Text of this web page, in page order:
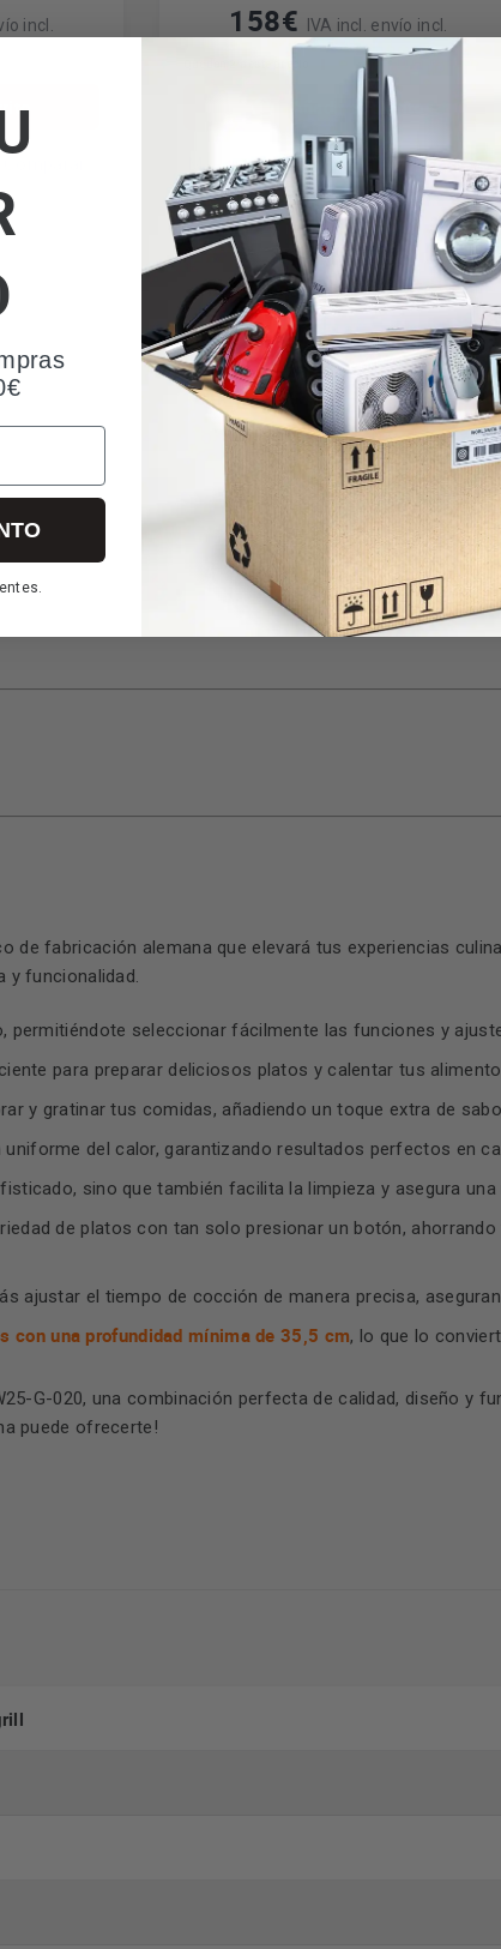
incl. 158€ IVA incl. envío incl.
Añadir al carrito
Más información Comparar
Preguntas y respuestas
fabricación alemana que elevará tus experiencias
y funcionalidad.
permitiéndote seleccionar fácilmente las funciones y
para preparar deliciosos platos y calentar tus
y gratinar tus comidas, añadiendo un toque extra de
del calor, garantizando resultados perfectos en
sino que también facilita la limpieza y asegura una
de platos con tan solo presionar un botón,
ajustar el tiempo de cocción de manera precisa,
con una profundidad mínima de 35,5 cm, lo que lo
G-020, una combinación perfecta de calidad, diseño y
puede ofrecerte!